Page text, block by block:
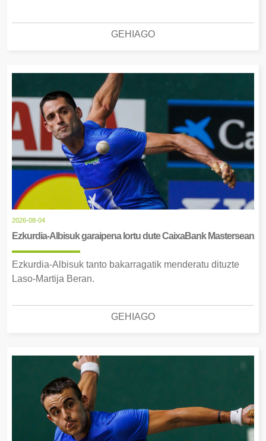
GEHIAGO
2026-08-04
Ezkurdia-Albisuk garaipena lortu dute CaixaBank Mastersean
Ezkurdia-Albisuk tanto bakarragatik menderatu dituzte
Laso-Martija Beran.
GEHIAGO